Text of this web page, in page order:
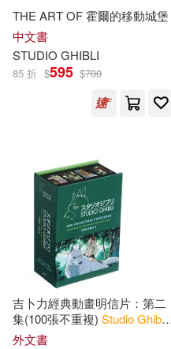
Studio Ghibli(53)
Cute Kids(32)
Odell(4)
Studio Ghibli (COR)(4)
傑克．康寧漢(4)
麥可．里德(4)
出版社 (可複選)
Ingram(108)
Chronicle Books(16)
SECRET MUSIC(6)
THE ART OF 霍爾的移動城堡
中文書
STUDIO GHIBLI
85 折 $595 $700
吉卜力經典動畫明信片：第二
集(100張不重複) StudioGhibli:
100 Collectible Postcards,
外文書